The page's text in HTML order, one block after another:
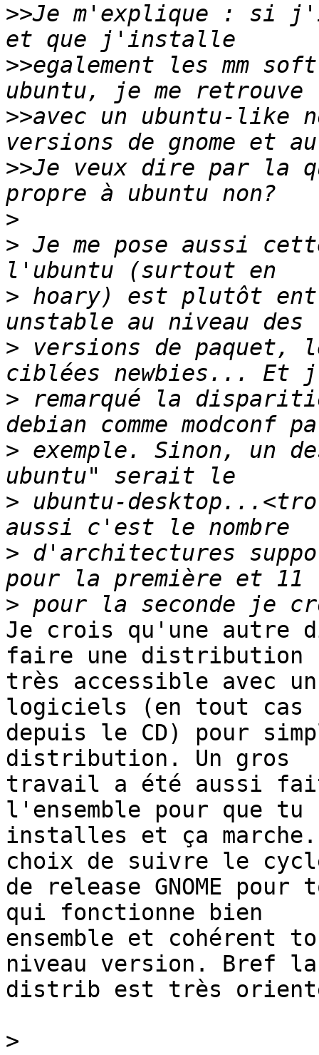
>>Je m'explique : si
>>egalement les mm
>>avec un ubuntu-like
>>Je veux dire par la
>
> Je me pose aussi
> hoary) est plutôt
> versions de paquet,
> remarqué la
> exemple. Sinon, un
> ubuntu-
> d'architectures
>
Je crois qu'une autre
faire une distribution
très accessible avec
logiciels (en tout cas
depuis le CD) pour
distribution. Un gros
travail a été aussi
l'ensemble pour que tu
installes et ça
choix de suivre le
de release GNOME
qui fonctionne bien
ensemble et cohérent
niveau version. Bref
distrib est très
>